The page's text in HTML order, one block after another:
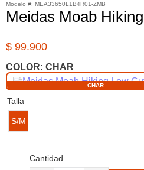
7.
sandalias
10. moab 3
: MEA33650L1B4R01-ZMB
Meidas Moab
$ 99.900
COLOR: CHAR
CHAR
Talla
S/M
Cantidad